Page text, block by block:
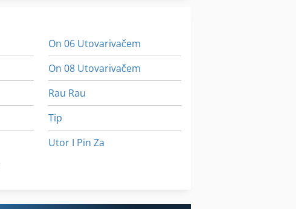
On 06 Utovarivačem
On 08 Utovarivačem
Rau Rau
Tip
Utor I Pin Za